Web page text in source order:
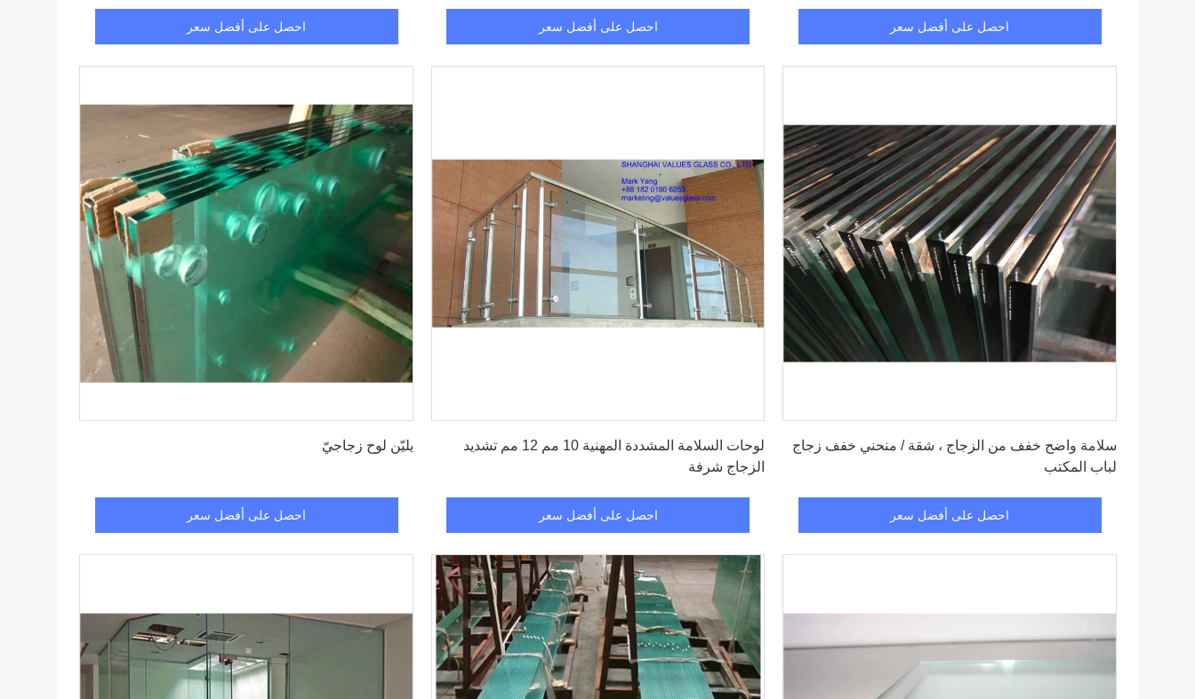
احصل على أفضل سعر احصل على أفضل سعر احصل على أفضل سعر
سلامة واضح خفف من الزجاج ، شقة / منحني خفف زجاج
لباب المكتب
احصل على أفضل سعر
لوحات السلامة المشددة المهنية 10 مم 12 مم تشديد
الزجاج شرفة
احصل على أفضل سعر
يليّن لوح زجاجيّ
احصل على أفضل سعر